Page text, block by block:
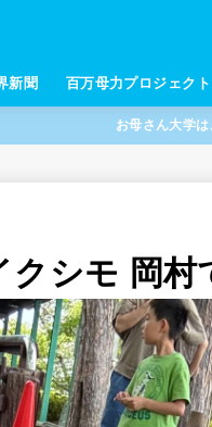
新聞 百万母力プロジェクト
お母さん大学
シモ 岡村